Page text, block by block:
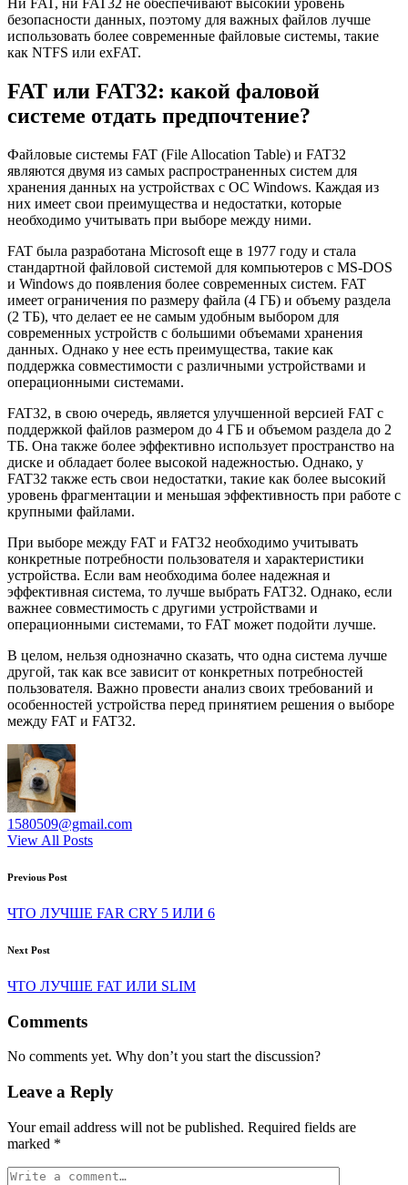
Ни FAT, ни FAT32 не обеспечивают высокий уровень
безопасности данных, поэтому для важных файлов лучше
использовать более современные файловые системы, такие
как NTFS или exFAT.
FAT или FAT32: какой фаловой
системе отдать предпочтение?
Файловые системы FAT (File Allocation Table) и FAT32
являются двумя из самых распространенных систем для
хранения данных на устройствах с ОС Windows. Каждая из
них имеет свои преимущества и недостатки, которые
необходимо учитывать при выборе между ними.
FAT была разработана Microsoft еще в 1977 году и стала
стандартной файловой системой для компьютеров с MS-DOS
и Windows до появления более современных систем. FAT
имеет ограничения по размеру файла (4 ГБ) и объему раздела
(2 ТБ), что делает ее не самым удобным выбором для
современных устройств с большими объемами хранения
данных. Однако у нее есть преимущества, такие как
поддержка совместимости с различными устройствами и
операционными системами.
FAT32, в свою очередь, является улучшенной версией FAT с
поддержкой файлов размером до 4 ГБ и объемом раздела до 2
ТБ. Она также более эффективно использует пространство на
диске и обладает более высокой надежностью. Однако, у
FAT32 также есть свои недостатки, такие как более высокий
уровень фрагментации и меньшая эффективность при работе с
крупными файлами.
При выборе между FAT и FAT32 необходимо учитывать
конкретные потребности пользователя и характеристики
устройства. Если вам необходима более надежная и
эффективная система, то лучше выбрать FAT32. Однако, если
важнее совместимость с другими устройствами и
операционными системами, то FAT может подойти лучше.
В целом, нельзя однозначно сказать, что одна система лучше
другой, так как все зависит от конкретных потребностей
пользователя. Важно провести анализ своих требований и
особенностей устройства перед принятием решения о выборе
между FAT и FAT32.
1580509@gmail.com
View All Posts
Post
navigation
Previous Post
ЧТО ЛУЧШЕ FAR CRY 5 ИЛИ 6
Next Post
ЧТО ЛУЧШЕ FAT ИЛИ SLIM
Comments
No comments yet. Why don’t you start the discussion?
Leave a Reply
Your email address will not be published. Required fields are
marked *